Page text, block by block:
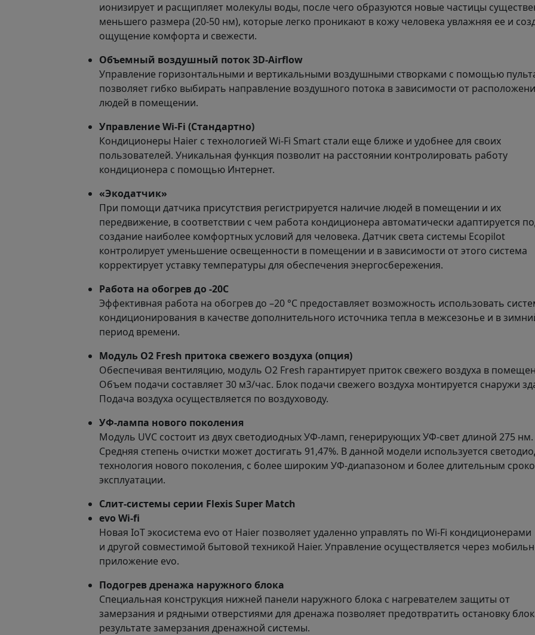
ионизирует и расщипляет молекулы воды, после чего образуются новые частицы
меньшего размера (20-50 нм), которые легко проникают в кожу человека увлажняя ее и
ощущение комфорта и свежести.
Объемный воздушный поток 3D-Airflow
Управление горизонтальными и вертикальными воздушными створками с помощью
позволяет гибко выбирать направление воздушного потока в зависимости от
людей в помещении.
Управление Wi-Fi (Стандартно)
Кондиционеры Haier с технологией Wi-Fi Smart стали еще ближе и удобнее для своих
пользователей. Уникальная функция позволит на расстоянии контролировать работу
кондиционера с помощью Интернет.
«Экодатчик»
При помощи датчика присутствия регистрируется наличие людей в помещении и их
передвижение, в соответствии с чем работа кондиционера автоматически адаптируется
создание наиболее комфортных условий для человека. Датчик света системы Ecopilot
контролирует уменьшение освещенности в помещении и в зависимости от этого система
корректирует уставку температуры для обеспечения энергосбережения.
Работа на обогрев до -20С
Эффективная работа на обогрев до –20 °С предоставляет возможность использовать
кондиционирования в качестве дополнительного источника тепла в межсезонье и в
период времени.
Модуль O2 Fresh притока свежего воздуха (опция)
Обеспечивая вентиляцию, модуль O2 Fresh гарантирует приток свежего воздуха в
Объем подачи составляет 30 м3/час. Блок подачи свежего воздуха монтируется снаружи
Подача воздуха осуществляется по воздуховоду.
УФ-лампа нового поколения
Модуль UVC состоит из двух светодиодных УФ-ламп, генерирующих УФ-свет длиной 275 нм.
Средняя степень очистки может достигать 91,47%. В данной модели используется
технология нового поколения, с более широким УФ-диапазоном и более длительным
эксплуатации.
Слит-системы серии Flexis Super Match
evo Wi-fi
Новая IoT экосистема evo от Haier позволяет удаленно управлять по Wi-Fi кондиционерами
и другой совместимой бытовой техникой Haier. Управление осуществляется через
приложение evo.
Подогрев дренажа наружного блока
Специальная конструкция нижней панели наружного блока с нагревателем защиты от
замерзания и рядными отверстиями для дренажа позволяет предотвратить остановку
результате замерзания дренажной системы.